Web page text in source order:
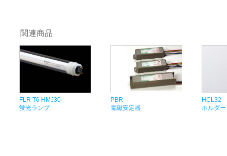
関連商品
FLR T6 HMJ30
蛍光ランプ
PBR
電磁安定器
HCL32
ホルダー